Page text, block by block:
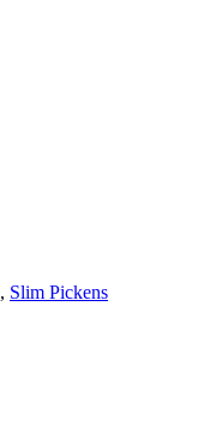
, Slim Pickens